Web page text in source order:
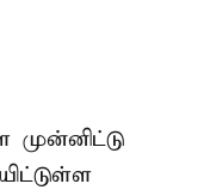
முன்னிட்டு